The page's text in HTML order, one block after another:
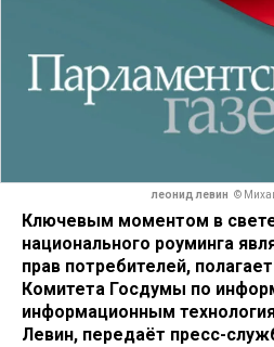
леонид левин ©
Ключевым моментом в
национального роуминга
прав потребителей,
Комитета Госдумы по
информационным
Левин, передаёт пресс-